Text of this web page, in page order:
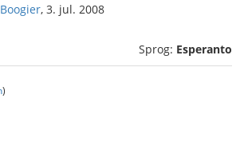
Boogier, 3. jul. 2008
Sprog: Esperanto
)